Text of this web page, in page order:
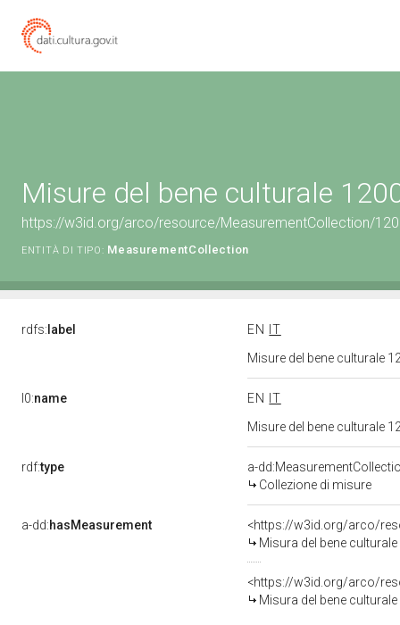
Misure del bene culturale
https://w3id.org/arco/resource/MeasurementCollection/
ENTITÀ DI TIPO: MeasurementCollection
rdfs: label EN
IT
Misure del bene culturale
l0:name EN
IT
Misure del bene culturale
rdf:type
a-
Collezione di misure
a-dd:hasMeasurement
<https://w3id.org/arco/
Misura del bene
<https://w3id.org/arco/
Misura del bene